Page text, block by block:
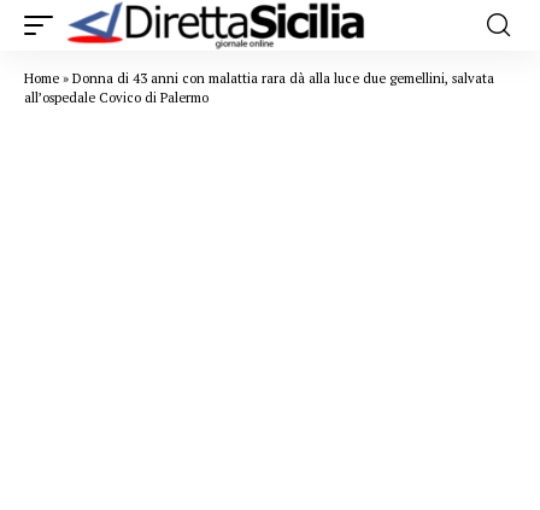
Home » Donna di 43 anni con malattia rara dà alla luce due gemellini, salvata
all’ospedale Covico di Palermo